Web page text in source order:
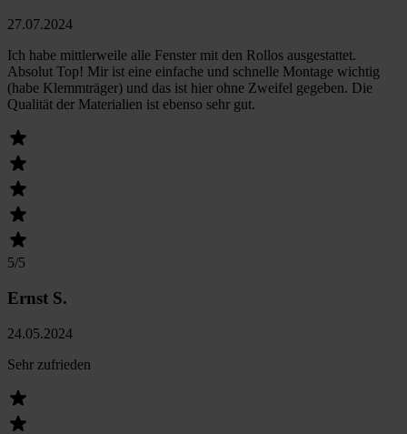
27.07.2024
Ich habe mittlerweile alle Fenster mit den Rollos ausgestattet.
Absolut Top! Mir ist eine einfache und schnelle Montage wichtig
(habe Klemmträger) und das ist hier ohne Zweifel gegeben. Die
Qualität der Materialien ist ebenso sehr gut.
5/5
Ernst S.
24.05.2024
Sehr zufrieden